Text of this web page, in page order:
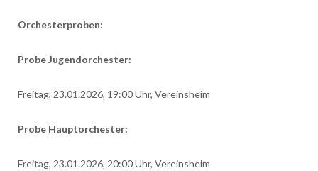
Orchesterproben:
Probe Jugendorchester:
Freitag, 23.01.2026, 19:00 Uhr, Vereinsheim
Probe Hauptorchester:
Freitag, 23.01.2026, 20:00 Uhr, Vereinsheim